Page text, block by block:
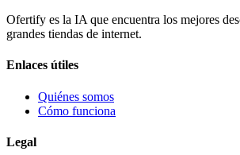
Ofertify es la IA que encuentra los mejores
grandes tiendas de internet.
Enlaces útiles
Quiénes somos
Cómo funciona
Legal